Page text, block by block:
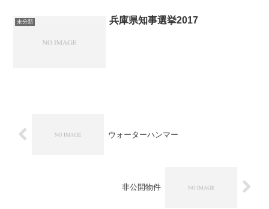
未分類 兵庫県知事選挙2017
ウォーターハンマー
非公開物件